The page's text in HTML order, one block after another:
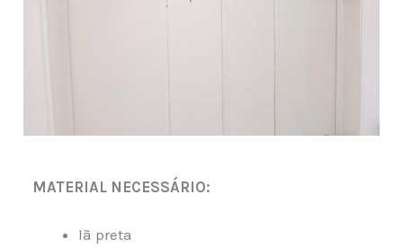
MATERIAL NECESSÁRIO:
lã preta